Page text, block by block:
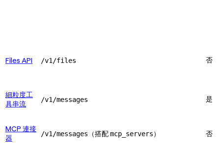
Files API /v1/files 否
細粒度工
具串流
/v1/messages 是
MCP 連接
器
/v1/messages （搭配mcp_servers） 否